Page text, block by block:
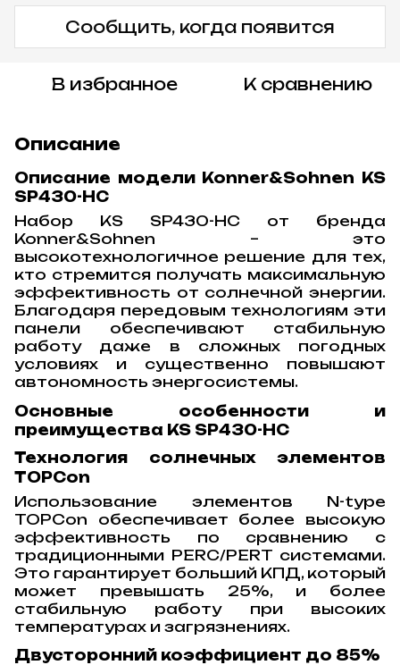
Сообщить, когда появится
В избранное К сравнению
Описание
Описание модели Konner&Sohnen KS
SP430-HC
Набор KS SP430-HC от бренда
Konner&Sohnen – это
высокотехнологичное решение для тех,
кто стремится получать максимальную
эффективность от солнечной энергии.
Благодаря передовым технологиям эти
панели обеспечивают стабильную
работу даже в сложных погодных
условиях и существенно повышают
автономность энергосистемы.
Основные особенности и
преимущества KS SP430-HC
Технология солнечных элементов
TOPCon
Использование элементов N-type
TOPCon обеспечивает более высокую
эффективность по сравнению с
традиционными PERC/PERT системами.
Это гарантирует больший КПД, который
может превышать 25%, и более
стабильную работу при высоких
температурах и загрязнениях.
Двусторонний коэффициент до 85%